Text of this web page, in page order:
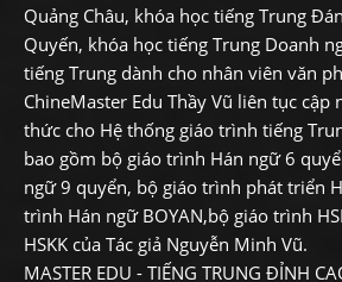
Quảng Châu, khóa học tiếng Trung
Quyến, khóa học tiếng Trung Doanh
tiếng Trung dành cho nhân viên văn
ChineMaster Edu Thầy Vũ liên tục cập
thức cho Hệ thống giáo trình tiếng
bao gồm bộ giáo trình Hán ngữ 6
ngữ 9 quyển, bộ giáo trình phát triển
trình Hán ngữ BOYAN,bộ giáo trình
HSKK của Tác giả Nguyễn Minh Vũ.
MASTER EDU - TIẾNG TRUNG ĐỈNH